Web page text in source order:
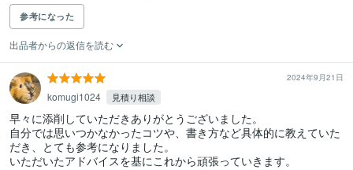
参考になった
出品者からの返信を読む
2024年9月21日
komugi1024 見積り相談
早々に添削していただきありがとうございました。
自分では思いつかなかったコツや、書き方など具体的に教えていた
だき、とても参考になりました。
いただいたアドバイスを基にこれから頑張っていきます。